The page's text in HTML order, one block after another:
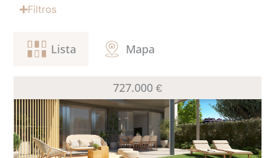
TERRENOS
FINCAS
INFORMACIÓN ÚTIL
Filtros
Lista Mapa
727.000 €